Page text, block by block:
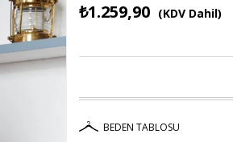
₺1.259,90 (KDV Dahil)
BEDEN TABLOSU